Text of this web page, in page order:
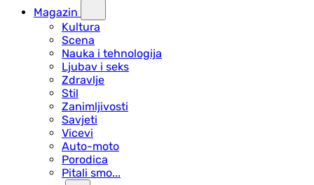
Magazin
Kultura
Scena
Nauka i tehnologija
Ljubav i seks
Zdravlje
Stil
Zanimljivosti
Savjeti
Vicevi
Auto-moto
Porodica
Pitali smo...